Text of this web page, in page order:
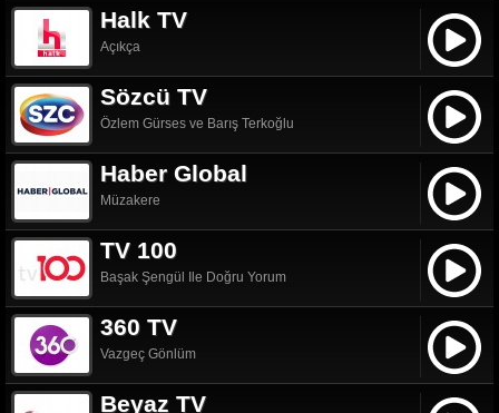
Halk TV
Açıkça
Sözcü TV
Özlem Gürses ve Barış Terkoğlu
Haber Global
Müzakere
TV 100
Başak Şengül Ile Doğru Yorum
360 TV
Vazgeç Gönlüm
Beyaz TV